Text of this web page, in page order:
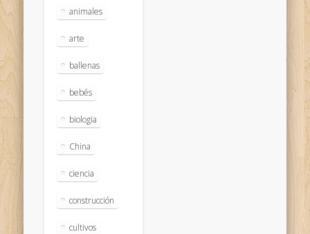
animales
arte
ballenas
bebés
biologia
China
ciencia
construcción
cultivos